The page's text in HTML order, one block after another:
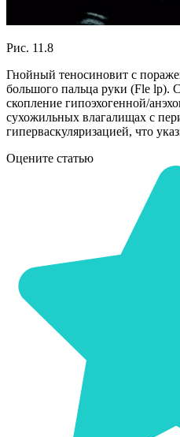
Рис. 11.8
Гнойный теносиновит с
большого пальца руки (Fle lp).
скопление гипоэхогенной/
сухожильных влагалищах с
гиперваскуляризацией, что
Оцените статью